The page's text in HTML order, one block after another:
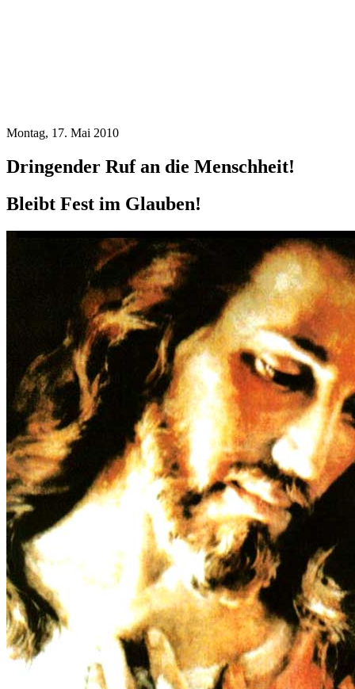
Montag, 17. Mai 2010
Dringender Ruf an die Menschheit!
Bleibt Fest im Glauben!